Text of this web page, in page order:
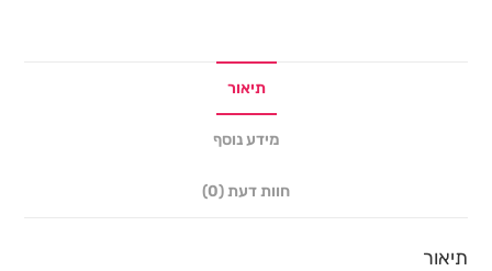
תיאור
מידע נוסף
חוות דעת (0)
תיאור